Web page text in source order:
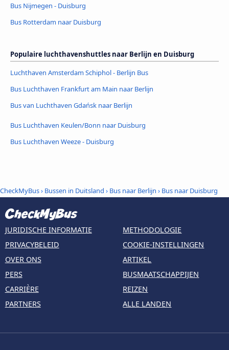
Bus Nijmegen - Duisburg
Bus Rotterdam naar Duisburg
Populaire luchthavenshuttles naar Berlijn en Duisburg
Luchthaven Amsterdam Schiphol - Berlijn Bus
Bus Luchthaven Frankfurt am Main naar Berlijn
Bus van Luchthaven Gdańsk naar Berlijn
Bus Luchthaven Keulen/Bonn naar Duisburg
Bus Luchthaven Weeze - Duisburg
CheckMyBus› Bussen in Duitsland › Bus naar Berlijn › Bus naar Duisburg
JURIDISCHE INFORMATIE
PRIVACYBELEID
OVER ONS
PERS
CARRIÈRE
PARTNERS
METHODOLOGIE
COOKIE-INSTELLINGEN
ARTIKEL
BUSMAATSCHAPPIJEN
REIZEN
ALLE LANDEN